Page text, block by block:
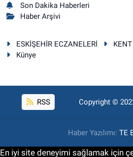
Son Dakika Haberleri
Haber Arşivi
ESKİŞEHİR ECZANELERİ
Künye
RSS Copyright ©
Haber Yazılımı: TE
En iyi site deneyimi sağlamak için